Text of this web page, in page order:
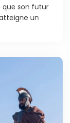
que son futur
un